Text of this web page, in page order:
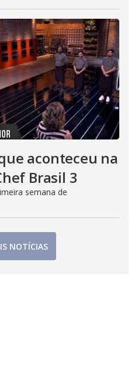
aconteceu na
Brasil 3
semana de
NOTÍCIAS